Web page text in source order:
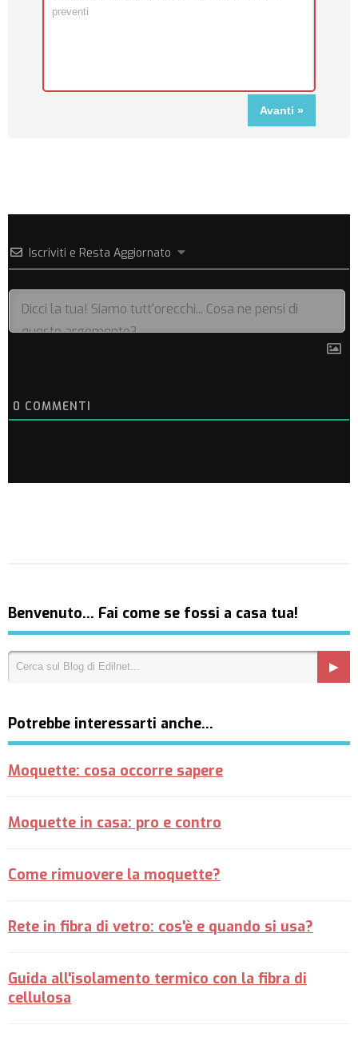
Iscriviti e Resta Aggiornato
0 COMMENTI
Benvenuto… Fai come se fossi a casa tua!
Potrebbe interessarti anche…
Moquette: cosa occorre sapere
Moquette in casa: pro e contro
Come rimuovere la moquette?
Rete in fibra di vetro: cos'è e quando si usa?
Guida all'isolamento termico con la fibra di
cellulosa